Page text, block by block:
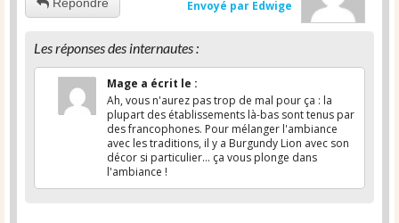
Envoyé par Edwige
Les réponses des internautes :
Mage a écrit le :
Ah, vous n'aurez pas trop de mal pour ça : la
plupart des établissements là-bas sont tenus par
des francophones. Pour mélanger l'ambiance
avec les traditions, il y a Burgundy Lion avec son
décor si particulier... ça vous plonge dans
l'ambiance !